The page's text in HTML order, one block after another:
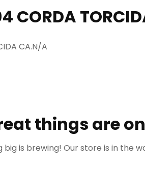
CORDA
CA.N/A
things are
big is brewing! Our store is in the